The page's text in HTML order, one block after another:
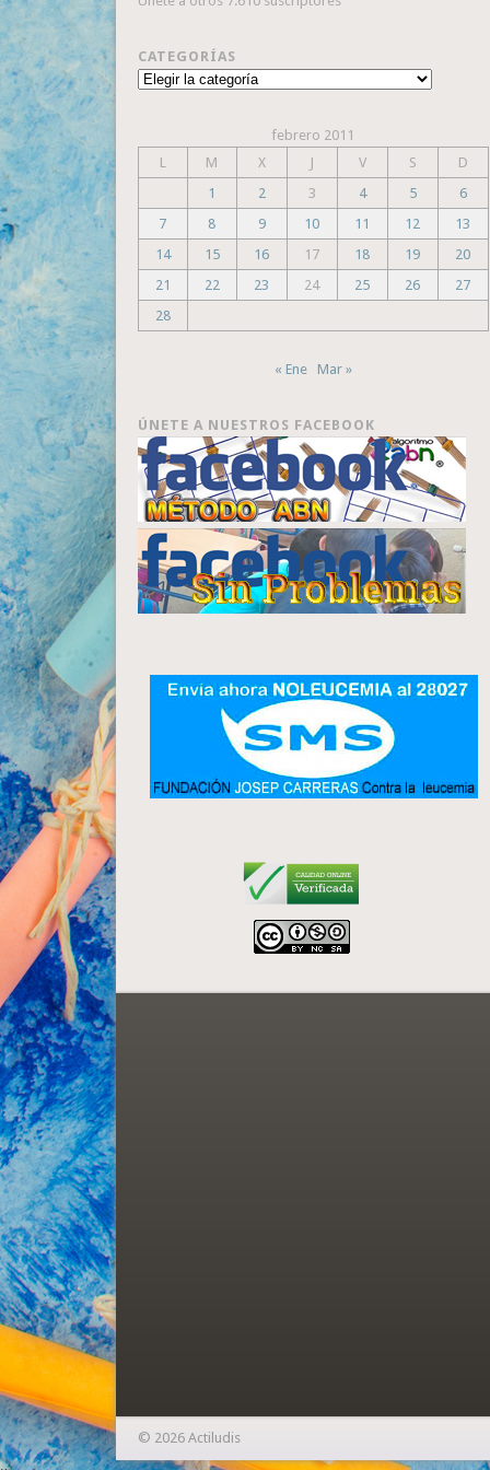
CATEGORÍAS
Categorías
febrero 2011
L
M X J V S
D
1
2 3 4 5
6
7
8 9 10 11 12
13
14
15 16 17 18 19
20
21
22 23 24 25 26
27
28
« Ene Mar »
ÚNETE A NUESTROS FACEBOOK
© 2026 Actiludis